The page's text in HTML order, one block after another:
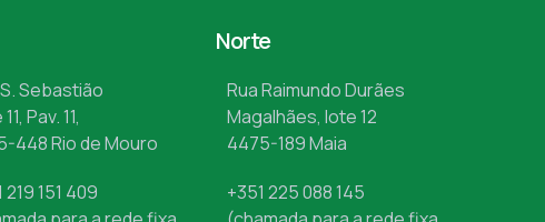
Sebastião
Pav. 11,
448 Rio de Mouro
219 151 409
Norte
Rua Raimundo Durães
Magalhães, lote 12
4475-189 Maia
+351 225 088 145